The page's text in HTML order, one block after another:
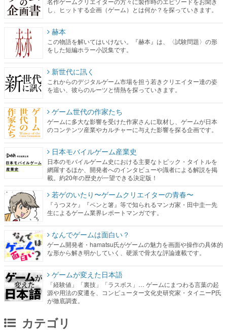
し、ヒットする企画（ゲーム）とは何か？を探っていきます。
赫本
この物語を解いてはいけない。『赫本』は、〈試験問題〉の形
をした短編ホラー小説集です。
新世代に訊く
これからのデジタルゲーム市場を担う若きクリエイター達の姿
を追い、彼らのルーツと情熱を探っていきます。
ゲーム世代の作家たち
ゲームに多大な影響を受けた作家さんに取材し、ゲームが日本
のコンテンツ産業やカルチャーに与えた影響を探る企画です。
日本モバイルゲーム産業史
日本のモバイルゲーム史における主要なトピック・タイトルを
網羅するほか、開発者へのインタビューや識者による解説を掲
載。約20年の歴史が一望できる決定版！
若ゲのいたり〜ゲームクリエイターの青春〜
『うつヌケ』『ペンと箸』等で知られるマンガ家・田中圭一先
生によるゲーム業界レポートマンガです。
なんでゲームは面白い？
ゲーム開発者・hamatsu氏がゲームの魅力を画面や操作の具体的
な形から解き明かしていく、硬派で骨太な評論連載です。
ゲームが変えた日本語
「経験値」「裏技」「ラスボス」… ゲームにまつわる言葉の起
源や用法の変遷を、コンピューター文化史研究家・タイニーP氏
が徹底調査。
カテゴリ